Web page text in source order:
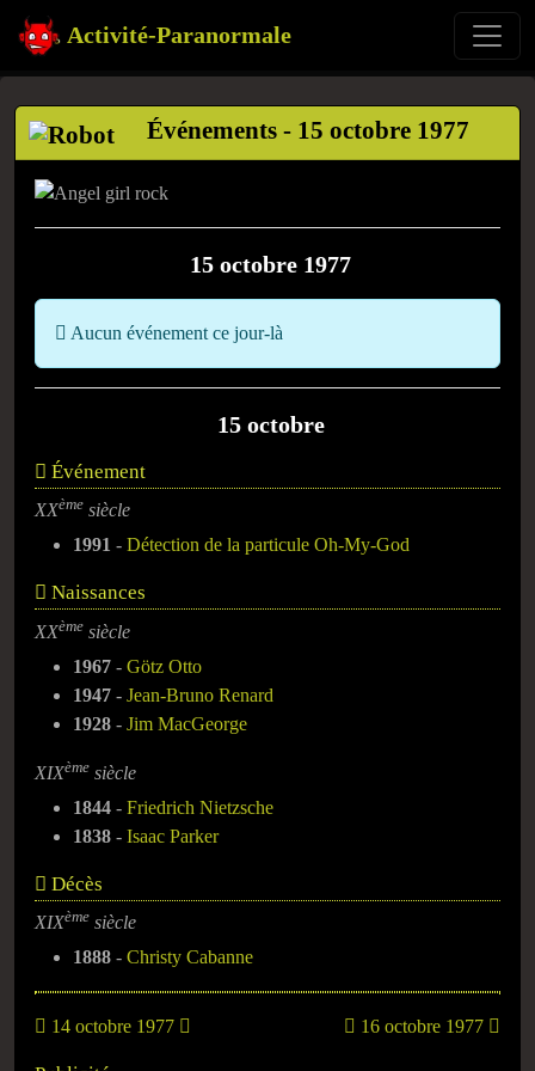
Activité-Paranormale
Événements - 15 octobre 1977
15 octobre 1977
Aucun événement ce jour-là
15 octobre
Événement
XXème siècle
1991 - Détection de la particule Oh-My-God
Naissances
XXème siècle
1967 - Götz Otto
1947 - Jean-Bruno Renard
1928 - Jim MacGeorge
XIXème siècle
1844 - Friedrich Nietzsche
1838 - Isaac Parker
Décès
XIXème siècle
1888 - Christy Cabanne
14 octobre 1977 16 octobre 1977